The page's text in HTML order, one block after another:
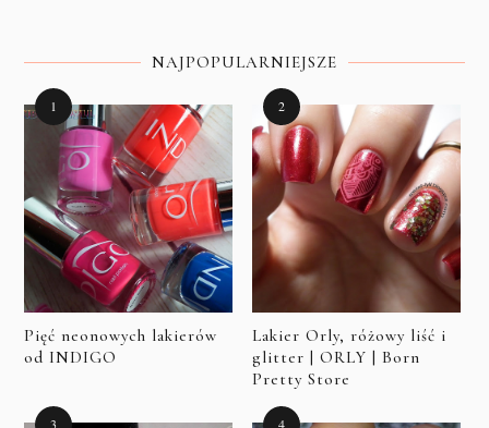
NAJPOPULARNIEJSZE
Pięć neonowych lakierów
od INDIGO
Lakier Orly, różowy liść i
glitter | ORLY | Born
Pretty Store